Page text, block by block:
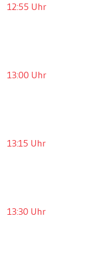
12:55 Uhr
13:00 Uhr
13:15 Uhr
13:30 Uhr